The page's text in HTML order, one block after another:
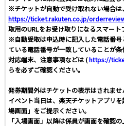
※チケットが自動で受け取れない場合
https://ticket.rakuten.co.jp/
取用のURLをお受け取りになるスマート
※自動受取は申込時に記入した電話番
ている電話番号が一致していることが条
対応端末、注意事項などは (https://
らを必ずご確認ください。
発券期間外はチケットの表示はされませ
イベント当日は、楽天チケットアプリ
場画面」をご提示ください。
「入場画面」以降は係員が画面を確認